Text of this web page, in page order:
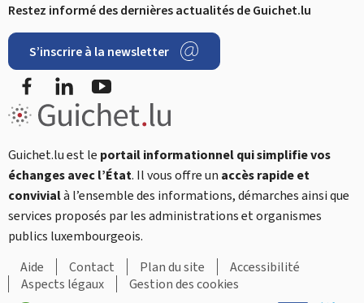
Restez informé des dernières actualités de Guichet.lu
S’inscrire à la newsletter
FacebookLinkedIn
Guichet.lu est le portail informationnel qui simplifie vos
échanges avec l’État. Il vous offre un accès rapide et
convivialà l’ensemble des informations, démarches ainsi que
services proposés par les administrations et organismes
publics luxembourgeois.
Aide
Contact Plan du site
Accessibilité
Aspects légaux
Gestion des cookies